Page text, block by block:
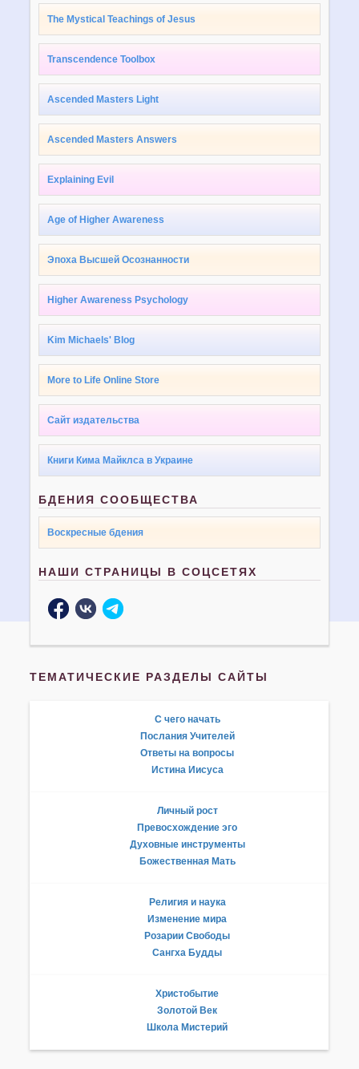
The Mystical Teachings of Jesus
Transcendence Toolbox
Ascended Masters Light
Ascended Masters Answers
Explaining Evil
Age of Higher Awareness
Эпоха Высшей Осознанности
Higher Awareness Psychology
Kim Michaels' Blog
More to Life Online Store
Сайт издательства
Книги Кима Майклса в Украине
БДЕНИЯ СООБЩЕСТВА
Воскресные бдения
НАШИ СТРАНИЦЫ В СОЦСЕТЯХ
ТЕМАТИЧЕСКИЕ РАЗДЕЛЫ САЙТЫ
С чего начать
Послания Учителей
Ответы на вопросы
Истина Иисуса
Личный рост
Превосхождение эго
Духовные инструменты
Божественная Мать
Религия и наука
Изменение мира
Розарии Свободы
Сангха Будды
Христобытие
Золотой Век
Школа Мистерий